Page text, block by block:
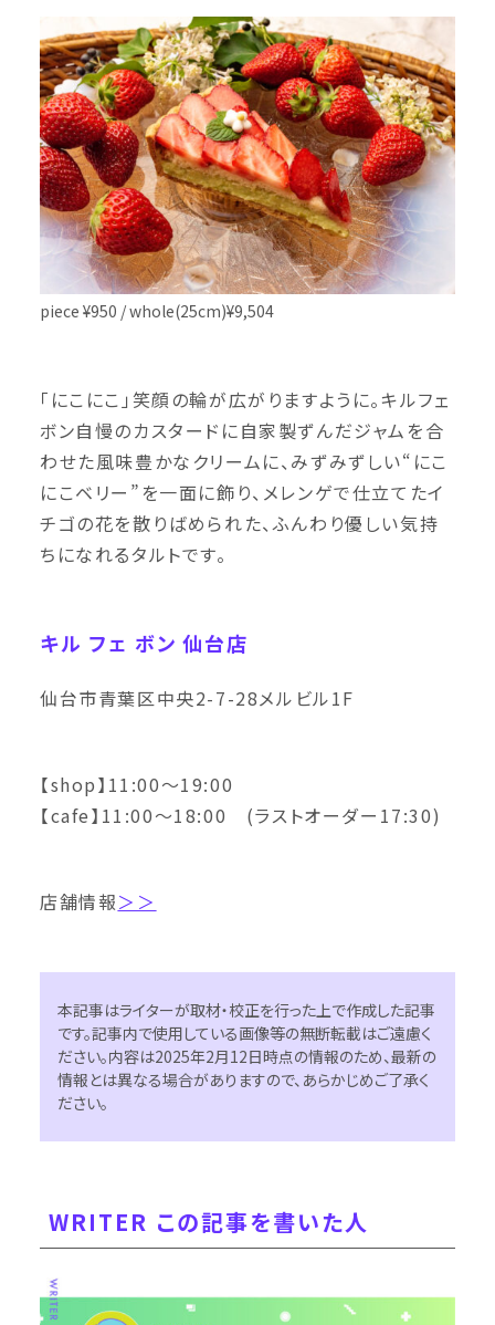
piece ¥950 / whole(25cm)¥9,504
「にこにこ」笑顔の輪が広がりますように。キルフェ
ボン自慢のカスタードに自家製ずんだジャムを合
わせた風味豊かなクリームに、みずみずしい“にこ
にこベリー”を一面に飾り、メレンゲで仕立てたイ
チゴの花を散りばめられた、ふんわり優しい気持
ちになれるタルトです。
キル フェ ボン 仙台店
仙台市青葉区中央2-7-28メルビル1F
【shop】11:00〜19:00
【cafe】11:00〜18:00 (ラストオーダー17:30)
店舗情報＞＞
本記事はライターが取材・校正を行った上で作成した記事
です。記事内で使用している画像等の無断転載はご遠慮く
ださい。内容は2025年2月12日時点の情報のため、最新の
情報とは異なる場合がありますので、あらかじめご了承く
ださい。
WRITER この記事を書いた人